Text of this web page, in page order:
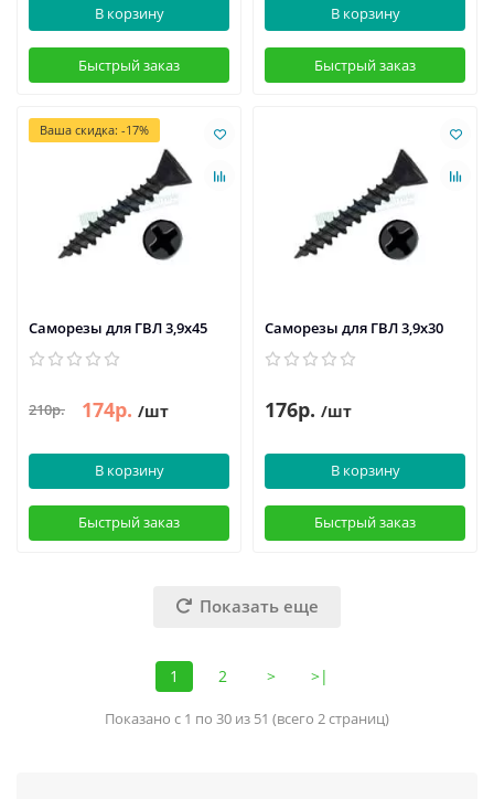
В корзину
Быстрый заказ
В корзину
Быстрый заказ
Ваша скидка: -17%
Саморезы для ГВЛ 3,9х45
210р. 174р. /шт
В корзину
Быстрый заказ
Саморезы для ГВЛ 3,9х30
176р. /шт
В корзину
Быстрый заказ
Показать еще
1 2 > >|
Показано с 1 по 30 из 51 (всего 2 страниц)